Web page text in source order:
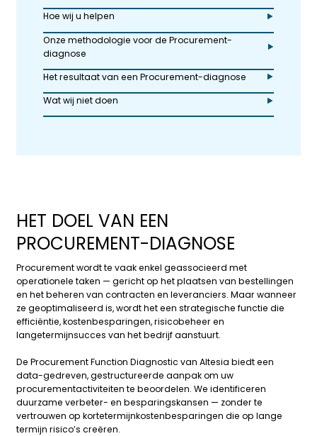
Hoe wij u helpen
Onze methodologie voor de Procurement-
diagnose
Het resultaat van een Procurement-diagnose
Wat wij niet doen
HET DOEL VAN EEN
PROCUREMENT-DIAGNOSE
Procurement wordt te vaak enkel geassocieerd met
operationele taken — gericht op het plaatsen van bestellingen
en het beheren van contracten en leveranciers. Maar wanneer
ze geoptimaliseerd is, wordt het een strategische functie die
efficiëntie, kostenbesparingen, risicobeheer en
langetermijnsucces van het bedrijfaanstuurt.
De Procurement Function Diagnostic van Altesia biedt een
data-gedreven, gestructureerde aanpakom uw
procurementactiviteiten te beoordelen. We identificeren
duurzame verbeter- en besparingskansen — zonder te
vertrouwen op kortetermijnkostenbesparingen die op lange
termijn risico’s creëren.